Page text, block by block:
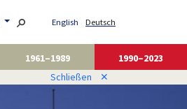
English Deutsch
1961–1989
1990–2023
Schließen ✕